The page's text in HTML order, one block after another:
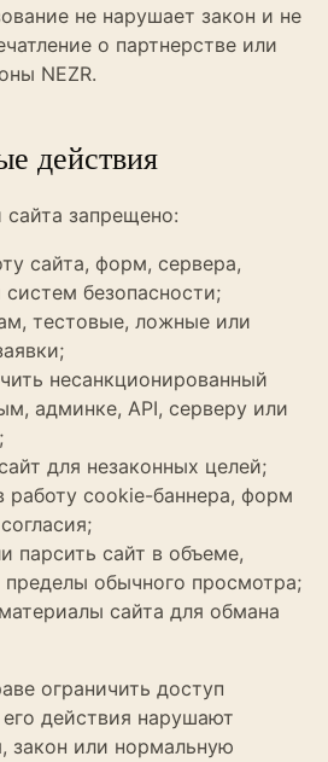
не нарушает закон и не
о партнерстве или
NEZR.
действия
запрещено:
сайта, форм, сервера,
систем безопасности;
тестовые, ложные или
несанкционированный
админке, API, серверу или
для незаконных целей;
работу cookie-баннера, форм
парсить сайт в объеме,
обычного просмотра;
сайта для обмана
ограничить доступ
его действия нарушают
закон или нормальную